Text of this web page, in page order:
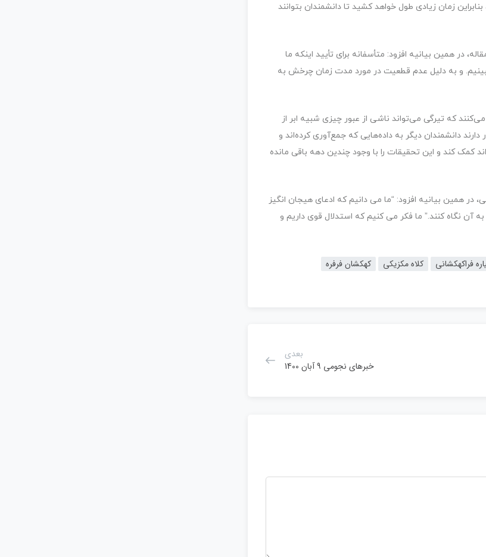
نخواهد کرد، بنابراین زمان زیادی طول خواهد کشید تا دانشمندان بتوانند
در همین بیانیه افزود: متأسفانه برای تأیید اینکه ما
ببینیم. و به دلیل عدم قطعیت در مورد مدت زمان چرخش به
که تیرگی می‌تواند ناشی از عبور چیزی شبیه ابر از
دانشمندان دیگر به داده‌هایی که جمع‌آوری کرده‌اند و
کمک کند و این تحقیقات را با وجود چندین دهه باقی مانده
در همین بیانیه افزود: “ما می دانیم که ادعای هیجان انگیز
به آن نگاه کنند.” ما فکر می کنیم که استدلال قوی داریم و
فراکهکشانی کلاه مکزیکی
کهکشان فرفره
بعدی
خبرهای نجومی 9 آبان 1400